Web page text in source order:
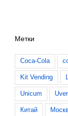
Метки
Coca-Cola
Kit Vending
Unicum
Китай